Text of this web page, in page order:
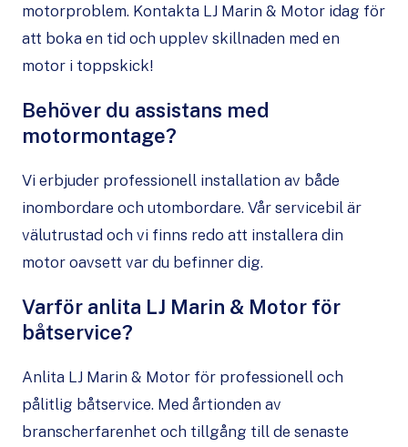
motorproblem. Kontakta LJ Marin & Motor idag för
att boka en tid och upplev skillnaden med en
motor i toppskick!
Behöver du assistans med
motormontage?
Vi erbjuder professionell installation av både
inombordare och utombordare. Vår servicebil är
välutrustad och vi finns redo att installera din
motor oavsett var du befinner dig.
Varför anlita LJ Marin & Motor för
båtservice?
Anlita LJ Marin & Motor för professionell och
pålitlig båtservice. Med årtionden av
branscherfarenhet och tillgång till de senaste